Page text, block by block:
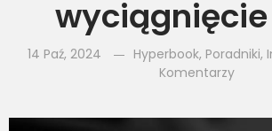
14 Paź, 2024 Hyperbook, Poradniki,
Komentarzy